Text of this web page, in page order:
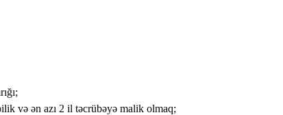
və ən azı 2 il təcrübəyə malik olmaq;